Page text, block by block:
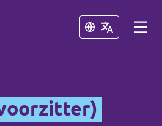
Sluiten
Sluiten